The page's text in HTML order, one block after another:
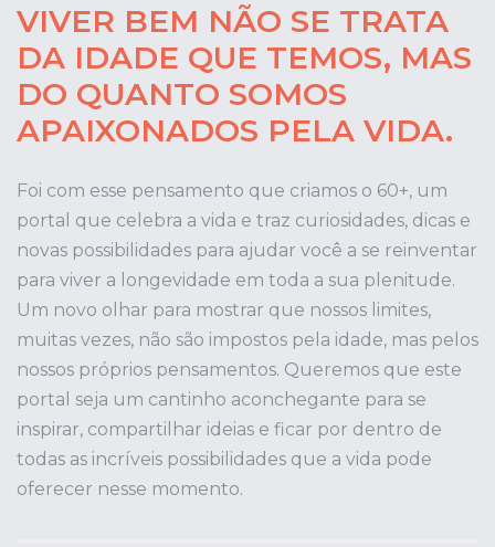
VIVER BEM NÃO SE TRATA
DA IDADE QUE TEMOS, MAS
DO QUANTO SOMOS
APAIXONADOS PELA VIDA.
Foi com esse pensamento que criamos o 60+, um
portal que celebra a vida e traz curiosidades, dicas e
novas possibilidades para ajudar você a se reinventar
para viver a longevidade em toda a sua plenitude.
Um novo olhar para mostrar que nossos limites,
muitas vezes, não são impostos pela idade, mas pelos
nossos próprios pensamentos. Queremos que este
portal seja um cantinho aconchegante para se
inspirar, compartilhar ideias e ficar por dentro de
todas as incríveis possibilidades que a vida pode
oferecer nesse momento.